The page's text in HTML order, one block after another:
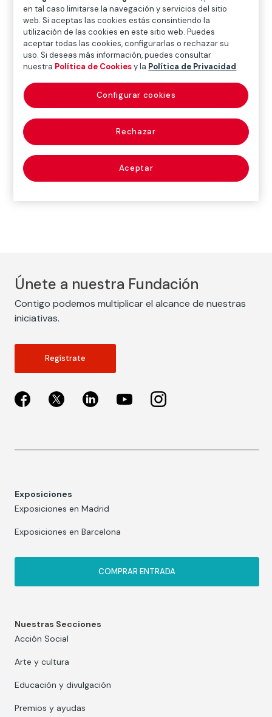
departamento
comercial
(marketing
department)
Aquel que tiene por objeto el ejercicio, desarrollo y
control de las actividades comerciales de seguros.
Únete a nuestra Fundación
Contigo podemos multiplicar el alcance de nuestras
iniciativas.
Regístrate
Exposiciones
Exposiciones en Madrid
Exposiciones en Barcelona
COMPRAR ENTRADA
Nuestras Secciones
Acción Social
Arte y cultura
Educación y divulgación
Premios y ayudas
en tal caso limitarse la navegación y servicios del sitio
web. Si aceptas las cookies estás consintiendo la
utilización de las cookies en este sitio web. Puedes
aceptar todas las cookies, configurarlas o rechazar su
uso. Si deseas más información, puedes consultar
nuestra Política de Cookiesy la Política de Privacidad.
Rechazar
Aceptar
Configurar cookies